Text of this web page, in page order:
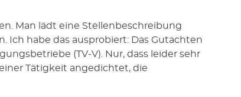
Man lädt eine Stellenbeschreibung
Ich habe das ausprobiert: Das Gutachten
(TV-V). Nur, dass leider sehr
Tätigkeit angedichtet, die